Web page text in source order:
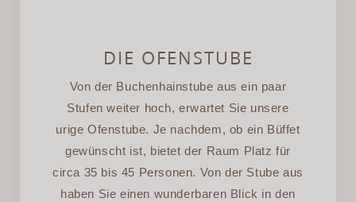
DIE OFENSTUBE
Von der Buchenhainstube aus ein paar
Stufen weiter hoch, erwartet Sie unsere
urige Ofenstube. Je nachdem, ob ein Büffet
gewünscht ist, bietet der Raum Platz für
circa 35 bis 45 Personen. Von der Stube aus
haben Sie einen wunderbaren Blick in den